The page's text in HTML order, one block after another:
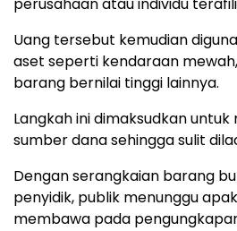
perusahaan atau individu
Uang tersebut kemudian
aset seperti kendaraan
barang bernilai tinggi lainnya.
Langkah ini dimaksudkan
sumber dana sehingga sulit
Dengan serangkaian barang
penyidik, publik menunggu
membawa pada